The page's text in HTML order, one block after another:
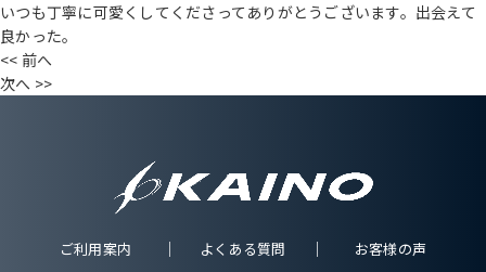
いつも丁寧に可愛くしてくださってありがとうございます。出会えて
良かった。
<< 前へ
次へ >>
ご利用案内 よくある質問 お客様の声